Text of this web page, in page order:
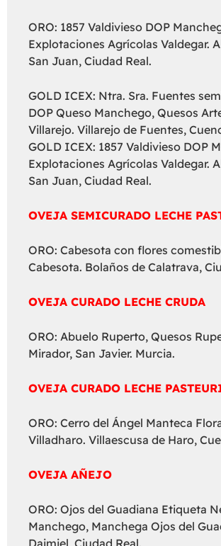
ORO: 1857 Valdivieso DOP
Explotaciones Agrícolas Valdegar.
San Juan, Ciudad Real.
GOLD ICEX: Ntra. Sra. Fuentes
DOP Queso Manchego, Quesos
Villarejo. Villarejo de Fuentes,
GOLD ICEX: 1857 Valdivieso DOP
Explotaciones Agrícolas Valdegar.
San Juan, Ciudad Real.
OVEJA SEMICURADO LECHE
ORO: Cabesota con flores
Cabesota. Bolaños de Calatrava,
OVEJA CURADO LECHE CRUDA
ORO: Abuelo Ruperto, Quesos
Mirador, San Javier. Murcia.
OVEJA CURADO LECHE
ORO: Cerro del Ángel Manteca
Villadharo. Villaescusa de Haro,
OVEJA AÑEJO
ORO: Ojos del Guadiana Etiqueta
Manchego, Manchega Ojos del
Daimiel, Ciudad Real.